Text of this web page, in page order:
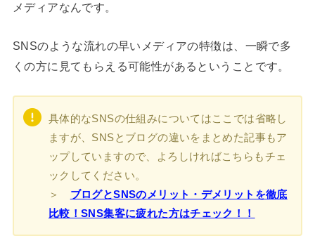
メディアなんです。
SNSのような流れの早いメディアの特徴は、一瞬で多
くの方に見てもらえる可能性があるということです。
具体的なSNSの仕組みについてはここでは省略し
ますが、SNSとブログの違いをまとめた記事もア
ップしていますので、よろしければこちらもチェ
ックしてください。
＞ ブログとSNSのメリット・デメリットを徹底
比較！SNS集客に疲れた方はチェック！！